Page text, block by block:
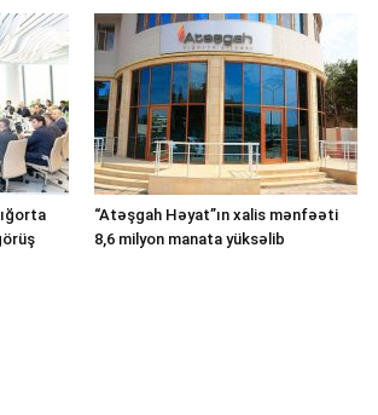
“Atəşgah Həyat”ın xalis mənfəəti
8,6 milyon manata yüksəlib